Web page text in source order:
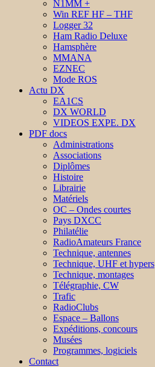
N1MM +
Win REF HF – THF
Logger 32
Ham Radio Deluxe
Hamsphère
MMANA
EZNEC
Mode ROS
Actu DX
EA1CS
DX WORLD
VIDEOS EXPE. DX
PDF docs
Administrations
Associations
Diplômes
Histoire
Librairie
Matériels
OC – Ondes courtes
Pays DXCC
Philatélie
RadioAmateurs France
Technique, antennes
Technique, UHF et hypers
Technique, montages
Télégraphie, CW
Trafic
RadioClubs
Espace – Ballons
Expéditions, concours
Musées
Programmes, logiciels
Contact